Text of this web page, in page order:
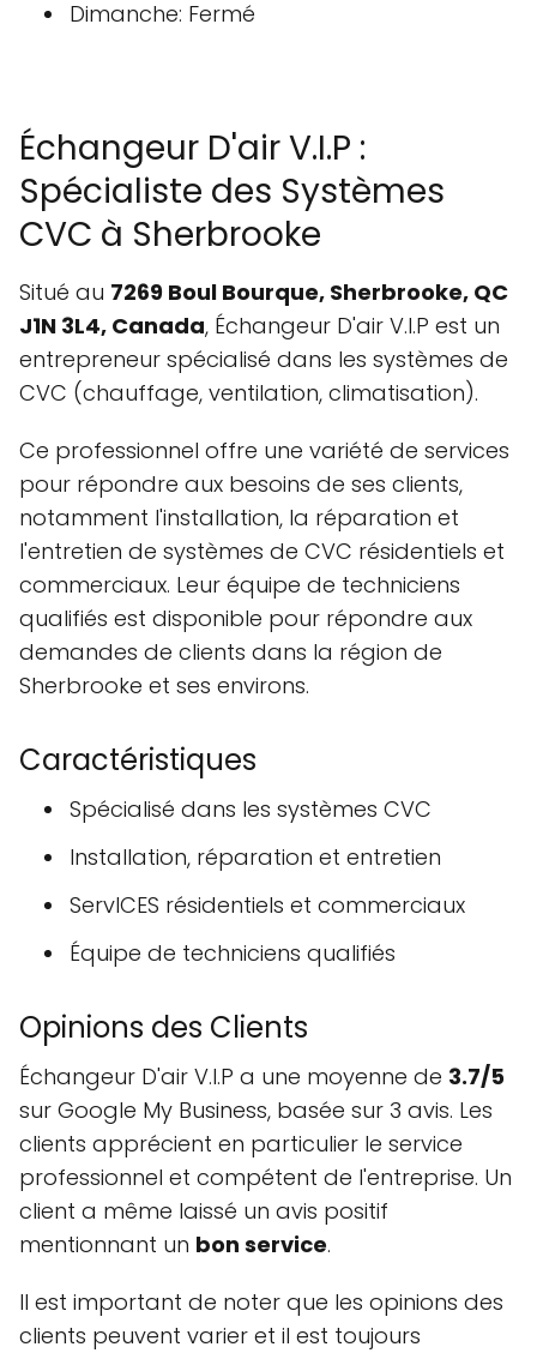
Dimanche: Fermé
Échangeur D'air V.I.P :
Spécialiste des Systèmes
CVC à Sherbrooke
Situé au 7269 Boul Bourque, Sherbrooke, QC
J1N 3L4, Canada, Échangeur D'air V.I.P est un
entrepreneur spécialisé dans les systèmes de
CVC (chauffage, ventilation, climatisation).
Ce professionnel offre une variété de services
pour répondre aux besoins de ses clients,
notamment l'installation, la réparation et
l'entretien de systèmes de CVC résidentiels et
commerciaux. Leur équipe de techniciens
qualifiés est disponible pour répondre aux
demandes de clients dans la région de
Sherbrooke et ses environs.
Caractéristiques
Spécialisé dans les systèmes CVC
Installation, réparation et entretien
ServICES résidentiels et commerciaux
Équipe de techniciens qualifiés
Opinions des Clients
Échangeur D'air V.I.P a une moyenne de 3.7/5
sur Google My Business, basée sur 3 avis. Les
clients apprécient en particulier le service
professionnel et compétent de l'entreprise. Un
client a même laissé un avis positif
mentionnant un bon service.
Il est important de noter que les opinions des
clients peuvent varier et il est toujours